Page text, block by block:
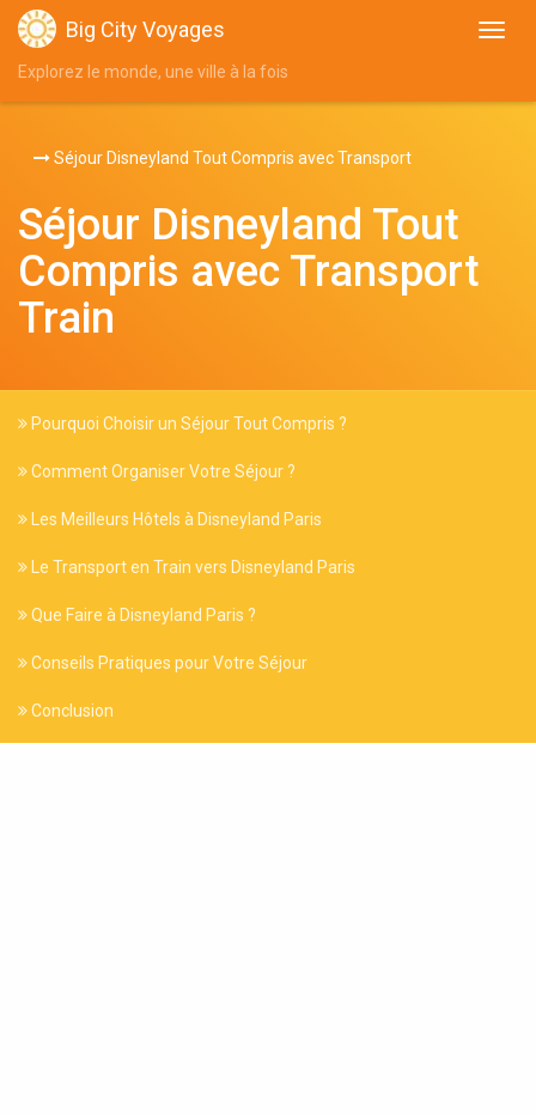
Big City Voyages
Explorez le monde, une ville à la fois
Séjour Disneyland Tout Compris avec Transport
Séjour Disneyland Tout
Compris avec Transport
Train
Pourquoi Choisir un Séjour Tout Compris ?
Comment Organiser Votre Séjour ?
Les Meilleurs Hôtels à Disneyland Paris
Le Transport en Train vers Disneyland Paris
Que Faire à Disneyland Paris ?
Conseils Pratiques pour Votre Séjour
Conclusion